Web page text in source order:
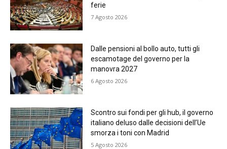
ferie
7 Agosto 2026
Dalle pensioni al bollo auto, tutti gli
escamotage del governo per la
manovra 2027
6 Agosto 2026
Scontro sui fondi per gli hub, il governo
italiano deluso dalle decisioni dell’Ue
smorza i toni con Madrid
5 Agosto 2026